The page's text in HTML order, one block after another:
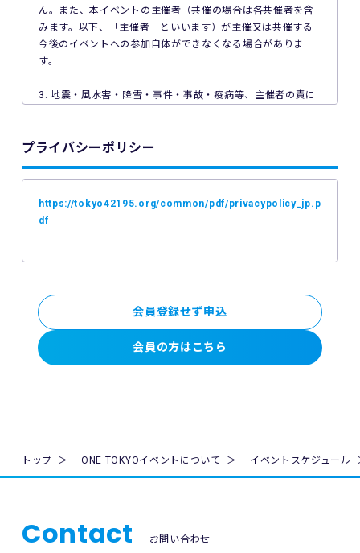
ん。また、本イベントの主催者（共催の場合は各共催者を含
みます。以下、「主催者」といいます）が主催又は共催する
今後のイベントへの参加自体ができなくなる場合がありま
す。
3. 地震・風水害・降雪・事件・事故・疫病等、主催者の責に
トへのエントリーができない場合があります。ご利用の端末
トへのエントリーができなかったことについて、主催者は一
5. 公共交通機関の遅延、道路事情その他いかなる理由による
一切責任を負わず、本イベントの参加料の返金等は一切行い
ません。
6. 本イベントの参加料についての領収証は発行いたしませ
ん。
に注意を払うものとします。
のテレビ・新聞・雑誌・SNS・インターネット等での掲載及
プライバシーポリシー
https://tokyo42195.org/common/pdf/privacypolicy_jp.p
df
会員登録せず申込
会員の方はこちら
トップ ONE TOKYOイベントについて イベントスケジュール
Contact お問い合わせ